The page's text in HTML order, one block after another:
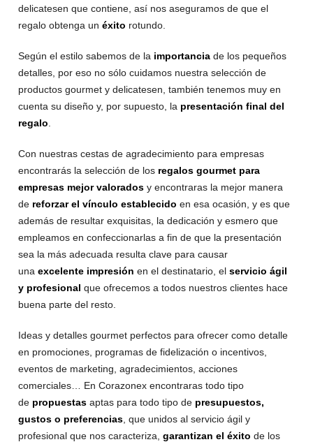
delicatesen que contiene, así nos aseguramos de que el
regalo obtenga unéxito rotundo.
Según el estilo sabemos de la importancia de los pequeños
detalles, por eso no sólo cuidamos nuestra selección de
productos gourmet y delicatesen, también tenemos muy en
cuenta su diseño y, por supuesto, la presentación final del
regalo
Con nuestras cestas de agradecimiento para empresas
encontrarás la selección de los regalos gourmet para
empresas mejor valorados y encontraras la mejor manera
de reforzar el vínculo establecido en esa ocasión, y es que
además de resultar exquisitas, la dedicación y esmero que
empleamos en confeccionarlas a fin de que la presentación
sea la más adecuada resulta clave para causar
unaexcelente impresión en el destinatario, elservicio ágil
y profesional que ofrecemos a todos nuestros clientes hace
buena parte del resto.
Ideas y detalles gourmet perfectos para ofrecer como detalle
en promociones, programas de fidelización o incentivos,
eventos de marketing, agradecimientos, acciones
comerciales… En Corazonex encontraras todo tipo
de propuestasaptas para todo tipo de presupuestos,
gustos o preferencias , que unidos al servicio ágil y
profesional que nos caracteriza,garantizan el éxito de los